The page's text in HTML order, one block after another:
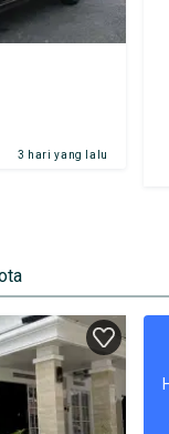
3 hari yang lalu